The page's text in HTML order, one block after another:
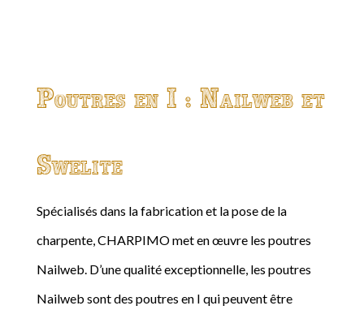
Poutres en I : Nailweb et
Swelite
Spécialisés dans la fabrication et la pose de la
charpente, CHARPIMO met en œuvre les poutres
Nailweb. D’une qualité exceptionnelle, les poutres
Nailweb sont des poutres en I qui peuvent être